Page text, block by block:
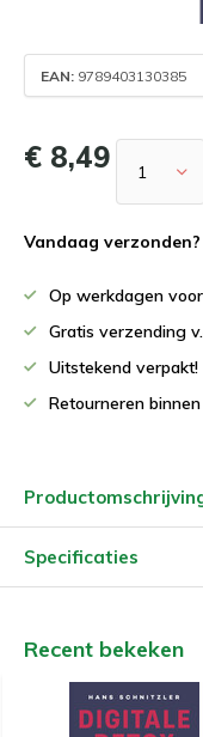
EAN: 9789403130385
€ 8,49
Vandaag
Op werkdagen
Gratis verzending
Uitstekend verpakt!
Retourneren
Specificaties
Recent bekeken